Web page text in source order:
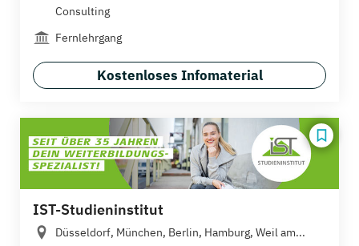
Consulting
Fernlehrgang
Kostenloses Infomaterial
IST-Studieninstitut
Düsseldorf, München, Berlin, Hamburg, Weil am...